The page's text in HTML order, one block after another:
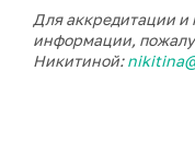
Для аккредитации и
информации,
Никитиной: